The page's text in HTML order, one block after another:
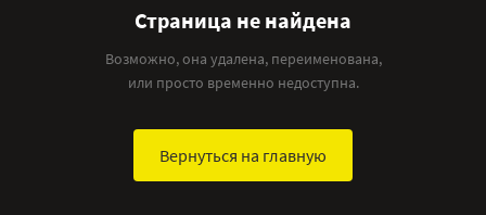
Страница не найдена
Возможно, она удалена, переименована,
или просто временно недоступна.
Вернуться на главную